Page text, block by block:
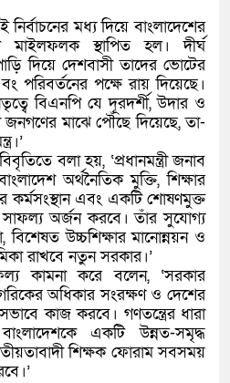
মধ্য দিয়ে বাংলাদেশের
মাইলফলক স্থাপিত হল। দীর্ঘ
দিয়ে দেশবাসী তাদের ভোটের
পরিবর্তনের পক্ষে রায় দিয়েছে।
বিএনপি যে দূরদর্শী, উদার ও
জনগণের মাঝে পৌঁছে দিয়েছে, তা-
বলা হয়, ‘প্রধানমন্ত্রী জনাব
অর্থনৈতিক মুক্তি, শিক্ষার
কর্মসংস্থান এবং একটি শোষণমুক্ত
সাফল্য অর্জন করবে। তাঁর সুযোগ্য
বিশেষত উচ্চশিক্ষার মানোন্নয়ন ও
রাখবে নতুন সরকার।’
কামনা করে বলেন, ‘সরকার
অধিকার সংরক্ষণ ও দেশের
কাজ করবে। গণতন্ত্রের ধারা
একটি উন্নত-সমৃদ্ধ
শিক্ষক ফোরাম সবসময়